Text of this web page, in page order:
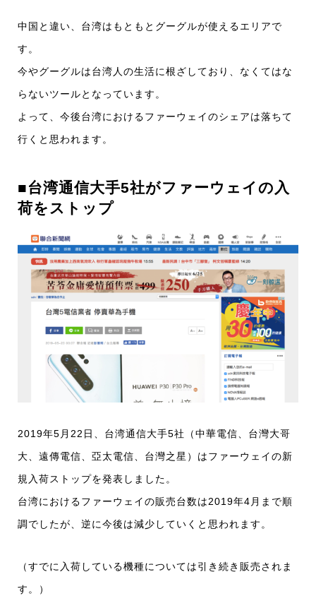
中国と違い、台湾はもともとグーグルが使えるエリアで
す。
今やグーグルは台湾人の生活に根ざしており、なくてはな
らないツールとなっています。
よって、今後台湾におけるファーウェイのシェアは落ちて
行くと思われます。
■台湾通信大手5社がファーウェイの入
荷をストップ
2019年5月22日、台湾通信大手5社（中華電信、台灣大哥
大、遠傳電信、亞太電信、台灣之星）はファーウェイの新
規入荷ストップを発表しました。
台湾におけるファーウェイの販売台数は2019年4月まで順
調でしたが、逆に今後は減少していくと思われます。
（すでに入荷している機種については引き続き販売されま
す。）